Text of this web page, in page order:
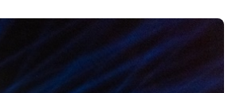
선
택